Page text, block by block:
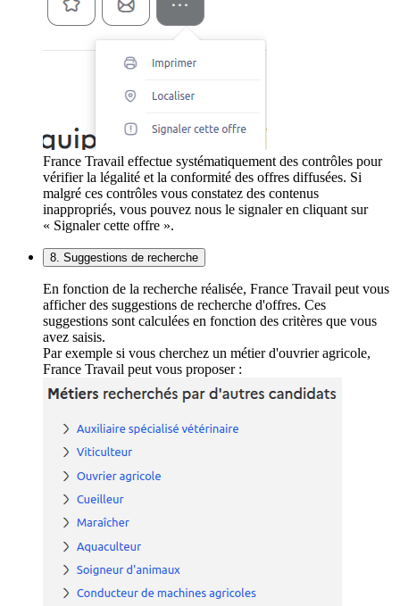
France Travail effectue systématiquement des contrôles pour
vérifier la légalité et la conformité des offres diffusées. Si
malgré ces contrôles vous constatez des contenus
inappropriés, vous pouvez nous le signaler en cliquant sur
« Signaler cette offre ».
8. Suggestions de recherche
En fonction de la recherche réalisée, France Travail peut vous
afficher des suggestions de recherche d'offres. Ces
suggestions sont calculées en fonction des critères que vous
avez saisis.
Par exemple si vous cherchez un métier d'ouvrier agricole,
France Travail peut vous proposer :